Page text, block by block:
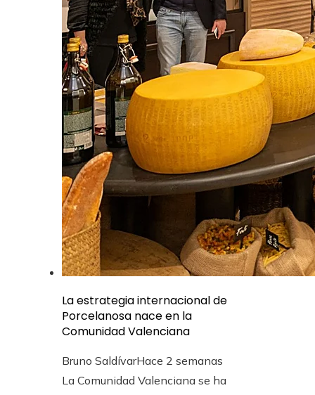
La estrategia internacional de
Porcelanosa nace en la
Comunidad Valenciana
Bruno SaldívarHace 2 semanas
La Comunidad Valenciana se ha